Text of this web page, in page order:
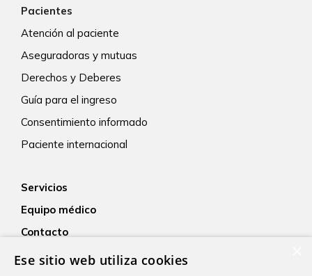
Pacientes
Atención al paciente
Aseguradoras y mutuas
Derechos y Deberes
Guía para el ingreso
Consentimiento informado
Paciente internacional
Servicios
Equipo médico
Contacto
Empleo
Ese sitio web utiliza cookies